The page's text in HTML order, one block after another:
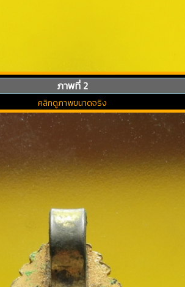
ภาพที่ 2
คลิกดูภาพขนาดจริง